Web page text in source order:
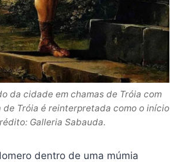
da cidade em chamas de Tróia com
de Tróia é reinterpretada como o início
Galleria Sabauda.
dentro de uma múmia